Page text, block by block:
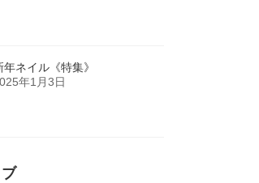
年ネイル《特集》
年1月3日